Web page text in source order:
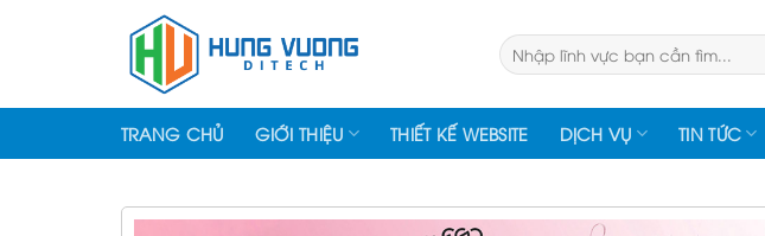
Tìm
kiếm:
TRANG CHỦ GIỚI THIỆU THIẾT KẾ WEBSITE DỊCH VỤ TIN TỨC